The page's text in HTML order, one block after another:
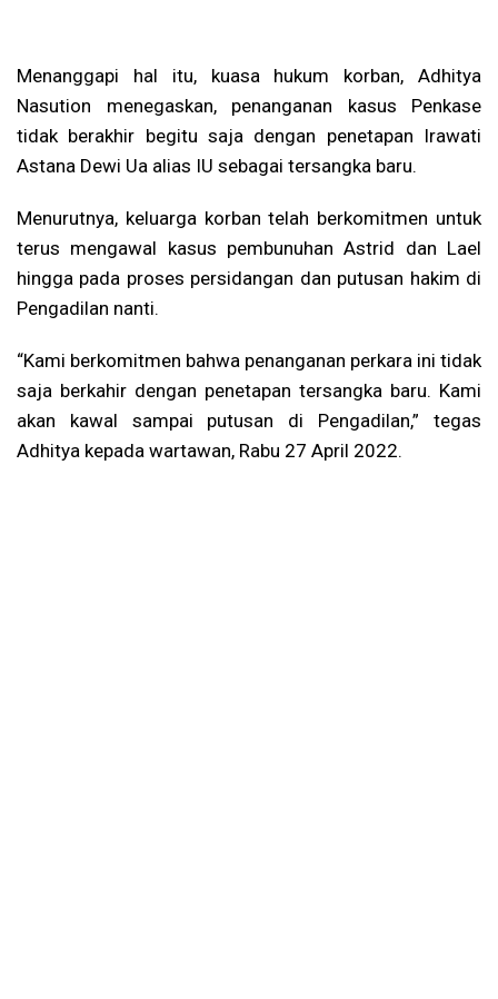
Menanggapi hal itu, kuasa hukum korban, Adhitya
Nasution menegaskan, penanganan kasus Penkase
tidak berakhir begitu saja dengan penetapan Irawati
Astana Dewi Ua alias IU sebagai tersangka baru.
Menurutnya, keluarga korban telah berkomitmen untuk
terus mengawal kasus pembunuhan Astrid dan Lael
hingga pada proses persidangan dan putusan hakim di
Pengadilan nanti.
“Kami berkomitmen bahwa penanganan perkara ini tidak
saja berkahir dengan penetapan tersangka baru. Kami
akan kawal sampai putusan di Pengadilan,” tegas
Adhitya kepada wartawan, Rabu 27 April 2022.